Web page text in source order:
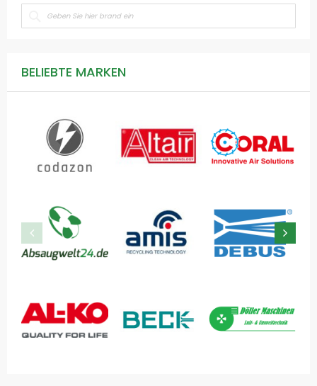
BELIEBTE MARKEN